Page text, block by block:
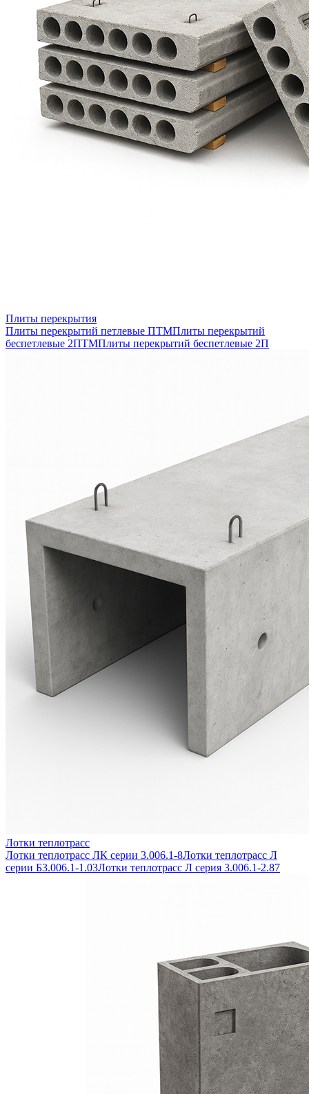
Плиты перекрытия
Плиты перекрытий петлевые ПТМПлиты перекрытий
беспетлевые 2ПТМПлиты перекрытий беспетлевые 2П
Лотки теплотрасс
Лотки теплотрасс ЛК серии 3.006.1-8Лотки теплотрасс Л
серии Б3.006.1-1.03Лотки теплотрасс Л серия 3.006.1-2.87